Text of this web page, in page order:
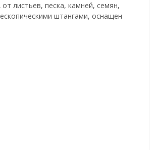
листьев, песка, камней, семян,
штангами, оснащен